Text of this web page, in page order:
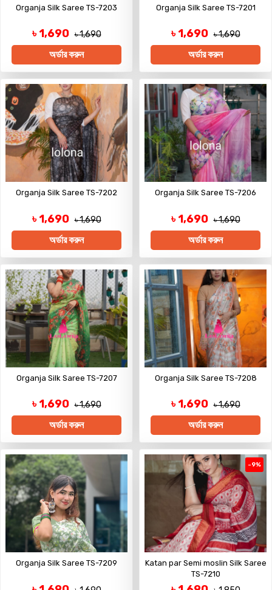
Organja Silk Saree TS-7203
৳ 1,690 ৳ 1,690
অর্ডার করুন
Organja Silk Saree TS-7201
৳ 1,690 ৳ 1,690
অর্ডার করুন
Organja Silk Saree TS-7202
৳ 1,690 ৳ 1,690
অর্ডার করুন
Organja Silk Saree TS-7206
৳ 1,690 ৳ 1,690
অর্ডার করুন
Organja Silk Saree TS-7207
৳ 1,690 ৳ 1,690
অর্ডার করুন
Organja Silk Saree TS-7208
৳ 1,690 ৳ 1,690
অর্ডার করুন
Organja Silk Saree TS-7209
-9%
Katan par Semi moslin Silk Saree
TS-7210